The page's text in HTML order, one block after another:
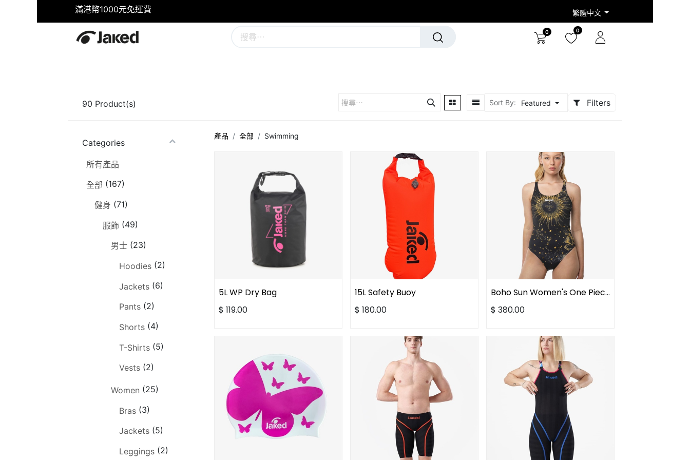
滿港幣1000元免運費 繁體中文
0 0
90 Product(s) Sort By: Featured Filters
Categories
所有產品
全部 (167)
健身 (71)
服飾 (49)
男士 (23)
Hoodies (2)
Jackets (6)
Pants (2)
Shorts (4)
T-Shirts (5)
Vests (2)
Women (25)
Bras (3)
Jackets (5)
Leggings (2)
產品 全部 Swimming
5L WP Dry Bag
$ 119.00
15L Safety Buoy
$ 180.00
Boho Sun Women's One Piece
$ 380.00